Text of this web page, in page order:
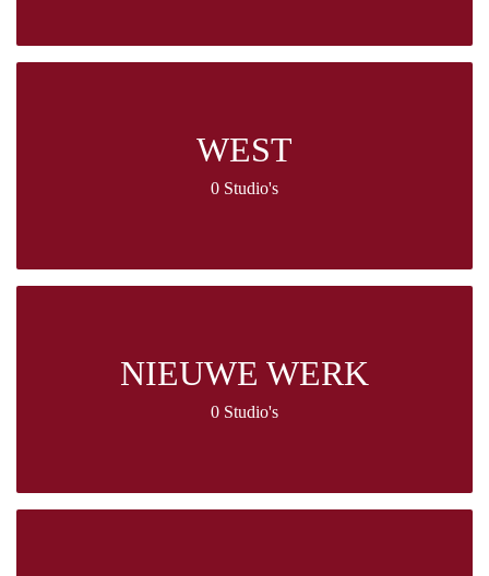
WEST
0 Studio's
NIEUWE WERK
0 Studio's